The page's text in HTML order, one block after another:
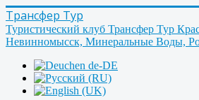
Трансфер Тур
Туристический клуб Трансфер Тур
Невинномысск, Минеральные Воды,